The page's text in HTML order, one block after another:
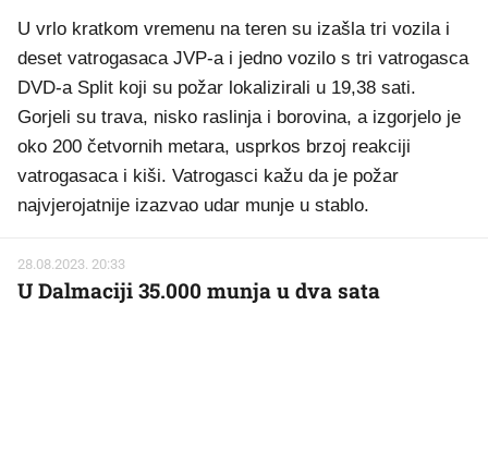
U vrlo kratkom vremenu na teren su izašla tri vozila i
deset vatrogasaca JVP-a i jedno vozilo s tri vatrogasca
DVD-a Split koji su požar lokalizirali u 19,38 sati.
Gorjeli su trava, nisko raslinja i borovina, a izgorjelo je
oko 200 četvornih metara, usprkos brzoj reakciji
vatrogasaca i kiši. Vatrogasci kažu da je požar
najvjerojatnije izazvao udar munje u stablo.
28.08.2023. 20:33
U Dalmaciji 35.000 munja u dva sata